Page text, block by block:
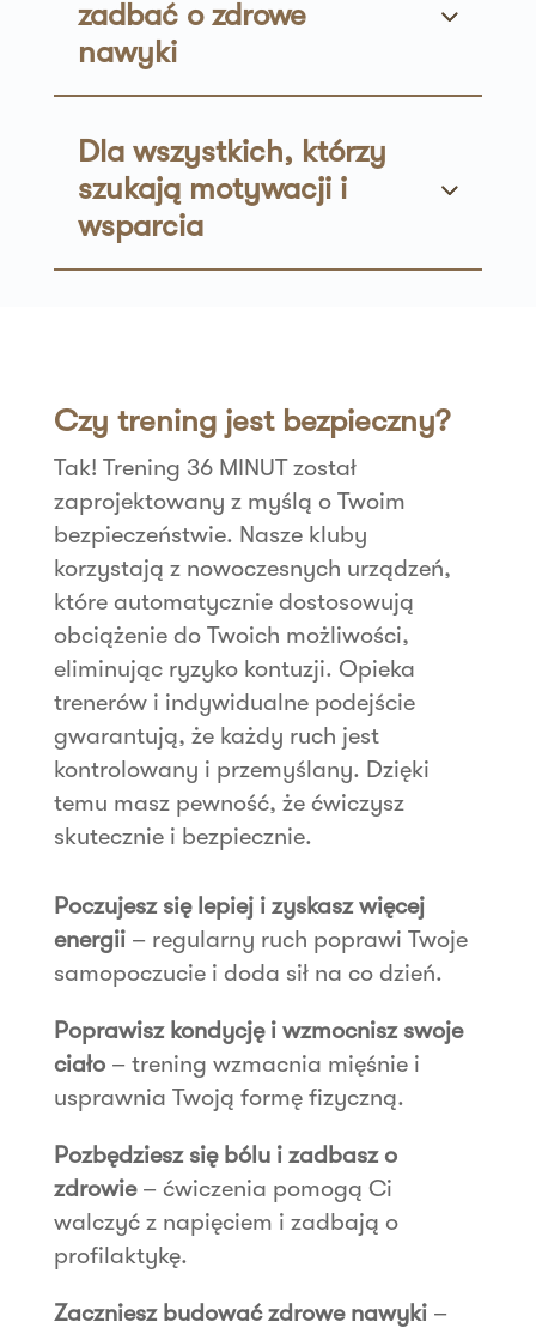
zadbać o zdrowe
nawyki
Dla wszystkich, którzy
szukają motywacji i
wsparcia
Czy trening jest bezpieczny?
Tak! Trening 36 MINUT został
zaprojektowany z myślą o Twoim
bezpieczeństwie. Nasze kluby
korzystają z nowoczesnych urządzeń,
które automatycznie dostosowują
obciążenie do Twoich możliwości,
eliminując ryzyko kontuzji. Opieka
trenerów i indywidualne podejście
gwarantują, że każdy ruch jest
kontrolowany i przemyślany. Dzięki
temu masz pewność, że ćwiczysz
skutecznie i bezpiecznie.
Poczujesz się lepiej i zyskasz więcej
energii– regularny ruch poprawi Twoje
samopoczucie i doda sił na co dzień.
Poprawisz kondycję i wzmocnisz swoje
ciało– trening wzmacnia mięśnie i
usprawnia Twoją formę fizyczną.
Pozbędziesz się bólu i zadbasz o
zdrowie– ćwiczenia pomogą Ci
walczyć z napięciem i zadbają o
profilaktykę.
Zaczniesz budować zdrowe nawyki–